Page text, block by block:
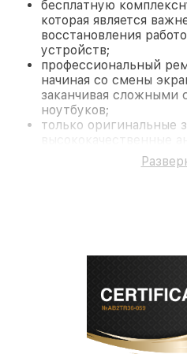
бесплатную
которая является
восстановления
устройств;
профессиональный
начиная со смены
заканчивая
ноутбуков;
только оригинальные
согласования с
На все работы и
безупречной
современное
лицензированное ПО
диагностических